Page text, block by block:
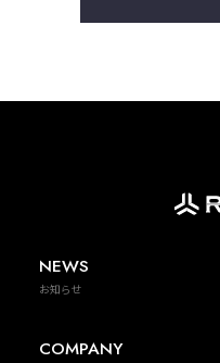
NEWS
お知らせ
COMPANY